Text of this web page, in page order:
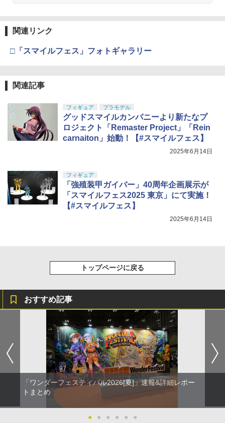
関連リンク
□「スマイルフェス」フォトギャラリー
関連記事
フィギュア プラモデル
グッドスマイルカンパニーより新たなプ
ロジェクト「Remaster Project」「Rein
carnaiton」始動！【#スマイルフェス】
2025年6月14日
フィギュア
「強殖装甲ガイバー」40周年企画展示が
「スマイルフェス2025 東京」にて実施！
【#スマイルフェス】
2025年6月14日
トップページに戻る
おすすめ記事
「ワンダーフェスティバル2026[夏]」速報&詳細レポー
トまとめ
● ● ● ● ● ●